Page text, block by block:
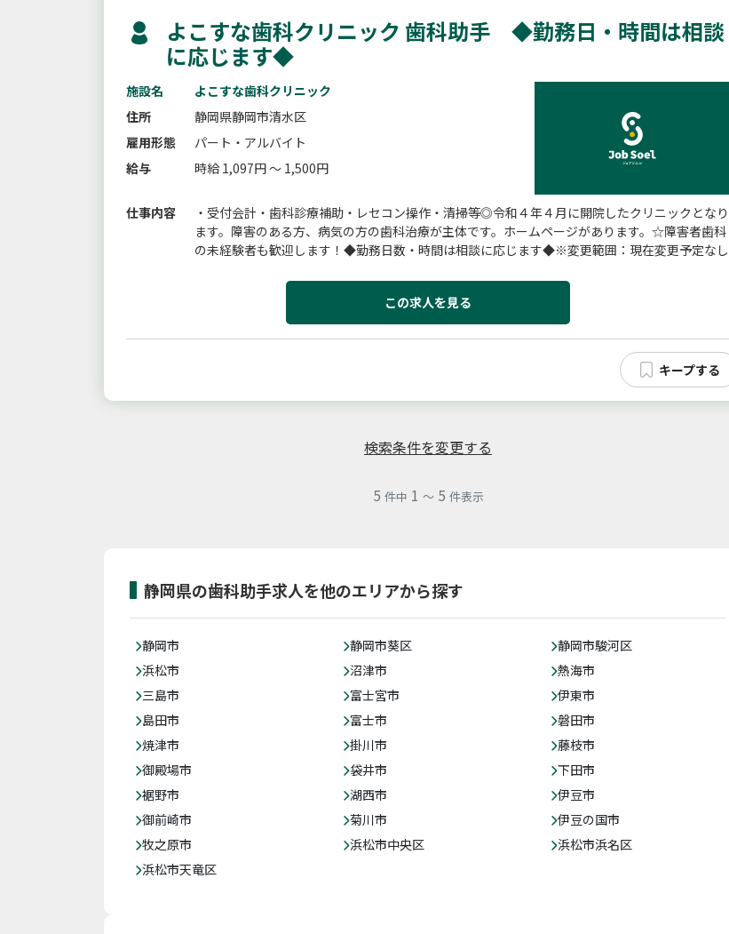
よこすな歯科クリニック 歯科助手 ◆勤務日・時間は相談
に応じます◆
施設名
よこすな歯科クリニック
住所
静岡県静岡市清水区
雇用形態
パート・アルバイト
給与
時給 1,097円 ～ 1,500円
仕事内容
・受付会計・歯科診療補助・レセコン操作・清掃等◎令和４年４月に開院したクリニックとなり
ます。障害のある方、病気の方の歯科治療が主体です。ホームページがあります。☆障害者歯科
の未経験者も歓迎します！◆勤務日数・時間は相談に応じます◆※変更範囲：現在変更予定なし
この求人を見る
検索条件を変更する
5 件中 1 ～ 5 件表示
静岡県の歯科助手求人を他のエリアから探す
静岡市 静岡市葵区
静岡市駿河区
浜松市
沼津市
熱海市
三島市
富士宮市
伊東市
島田市
富士市
磐田市
焼津市
掛川市
藤枝市
御殿場市
袋井市
下田市
裾野市
湖西市
伊豆市
御前崎市
菊川市
伊豆の国市
牧之原市
浜松市中央区
浜松市浜名区
浜松市天竜区